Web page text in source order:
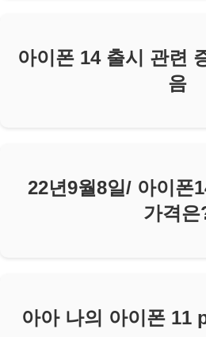
아이폰 14 출시 관련
음
22년9월8일/ 아이폰
가격은
아아 나의 아이폰 11